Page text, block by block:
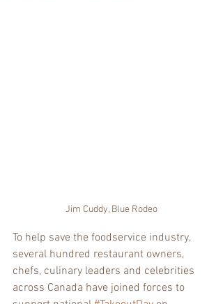
Jim Cuddy, Blue Rodeo
To help save the foodservice industry,
several hundred restaurant owners,
chefs, culinary leaders and celebrities
across Canada have joined forces to